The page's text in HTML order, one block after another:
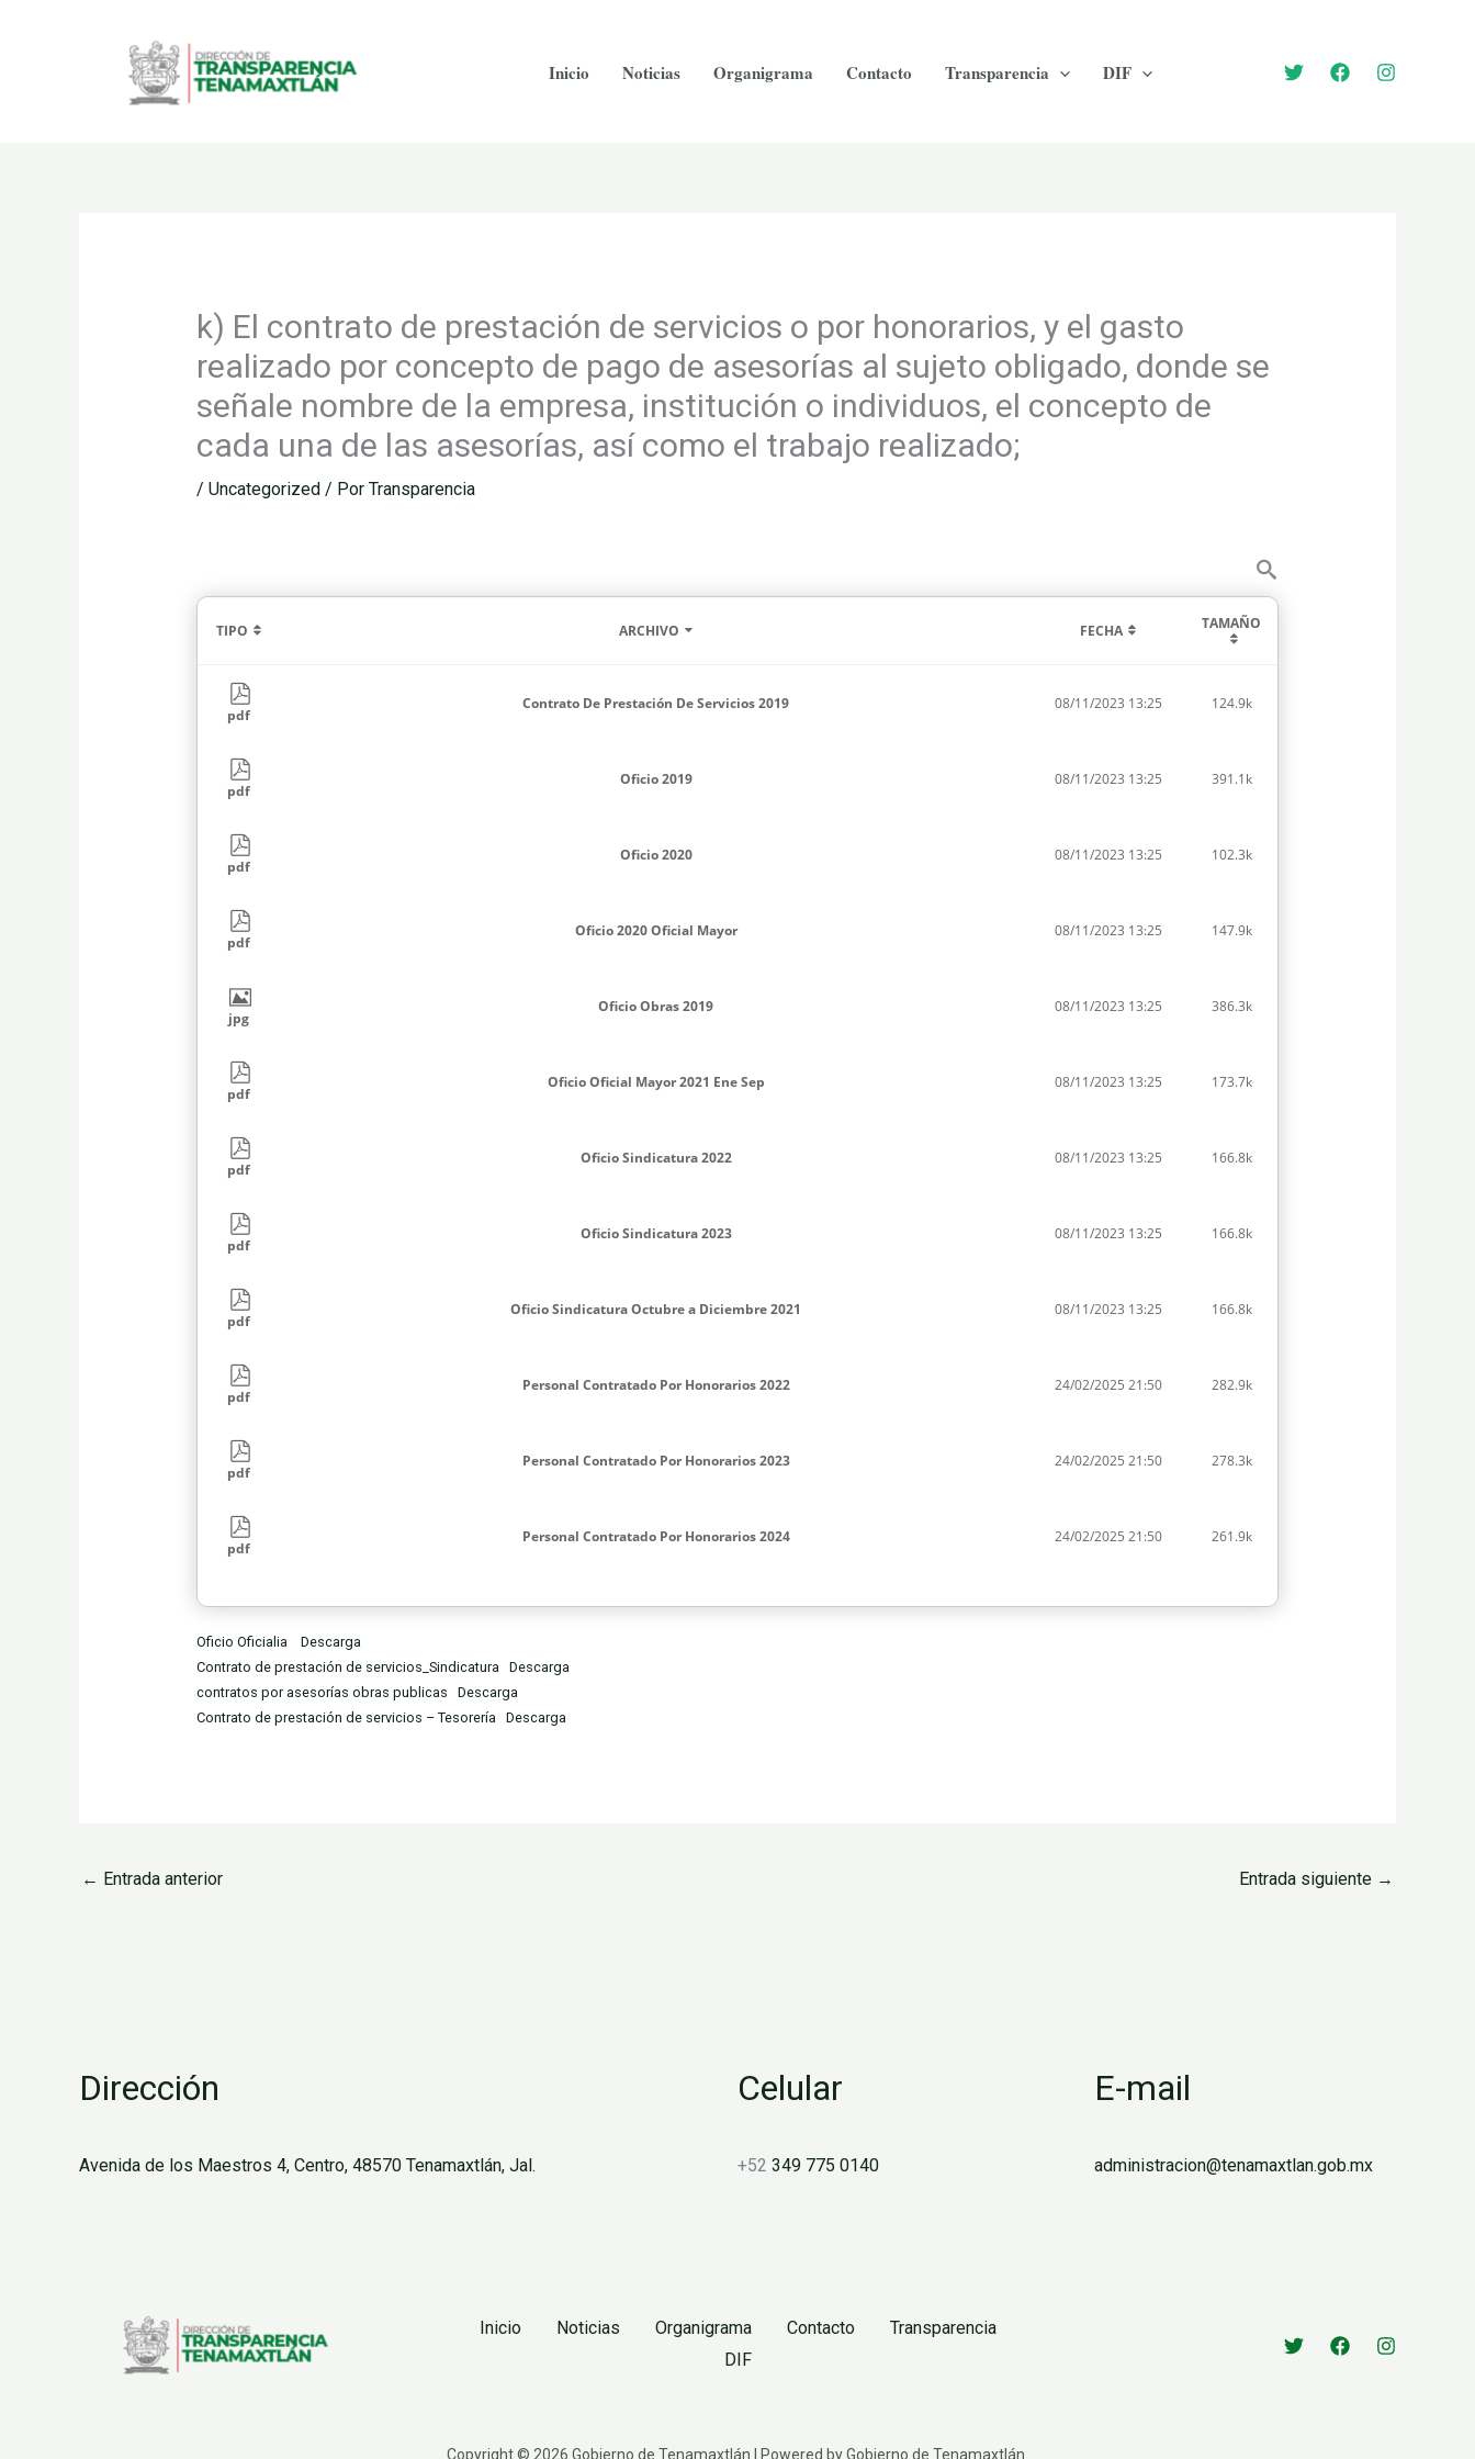
Inicio Noticias Organigrama Contacto Transparencia DIF
k) El contrato de prestación de servicios o por honorarios, y el gasto
realizado por concepto de pago de asesorías al sujeto obligado, donde se
señale nombre de la empresa, institución o individuos, el concepto de
cada una de las asesorías, así como el trabajo realizado;
/ Uncategorized/ Por Transparencia
TIPO ARCHIVO FECHA TAMAÑO
pdf
Contrato De Prestación De Servicios 2019 08/11/2023 13:25 124.9k
pdf
Oficio 2019 08/11/2023 13:25 391.1k
pdf
Oficio 2020 08/11/2023 13:25 102.3k
pdf
Oficio 2020 Oficial Mayor 08/11/2023 13:25 147.9k
jpg
Oficio Obras 2019 08/11/2023 13:25 386.3k
pdf
Oficio Oficial Mayor 2021 Ene Sep 08/11/2023 13:25 173.7k
pdf
Oficio Sindicatura 2022 08/11/2023 13:25 166.8k
pdf
Oficio Sindicatura 2023 08/11/2023 13:25 166.8k
pdf
Oficio Sindicatura Octubre a Diciembre 2021 08/11/2023 13:25 166.8k
pdf
Personal Contratado Por Honorarios 2022 24/02/2025 21:50 282.9k
pdf
Personal Contratado Por Honorarios 2023 24/02/2025 21:50 278.3k
pdf
Personal Contratado Por Honorarios 2024 24/02/2025 21:50 261.9k
Oficio Oficialia
Descarga
Contrato de prestación de servicios_Sindicatura
Descarga
contratos por asesorías obras publicas
Descarga
Contrato de prestación de servicios – Tesorería
Descarga
← Entrada anterior Entrada siguiente →
Dirección
Avenida de los Maestros 4, Centro, 48570 Tenamaxtlán, Jal.
Celular
+52 349 775 0140
E-mail
administracion@tenamaxtlan.gob.mx
Inicio Noticias Organigrama Contacto
Transparencia
DIF
Copyright © 2026 Gobierno de Tenamaxtlán | Powered by Gobierno de Tenamaxtlán.